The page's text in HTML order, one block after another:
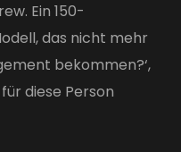
Ein 150-
das nicht mehr
bekommen?‘,
diese Person